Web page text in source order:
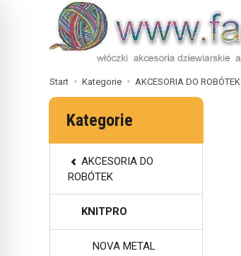
Start Kategorie AKCESORIA DO ROBÓTEK
Kategorie
AKCESORIA DO
ROBÓTEK
KNITPRO
NOVA METAL